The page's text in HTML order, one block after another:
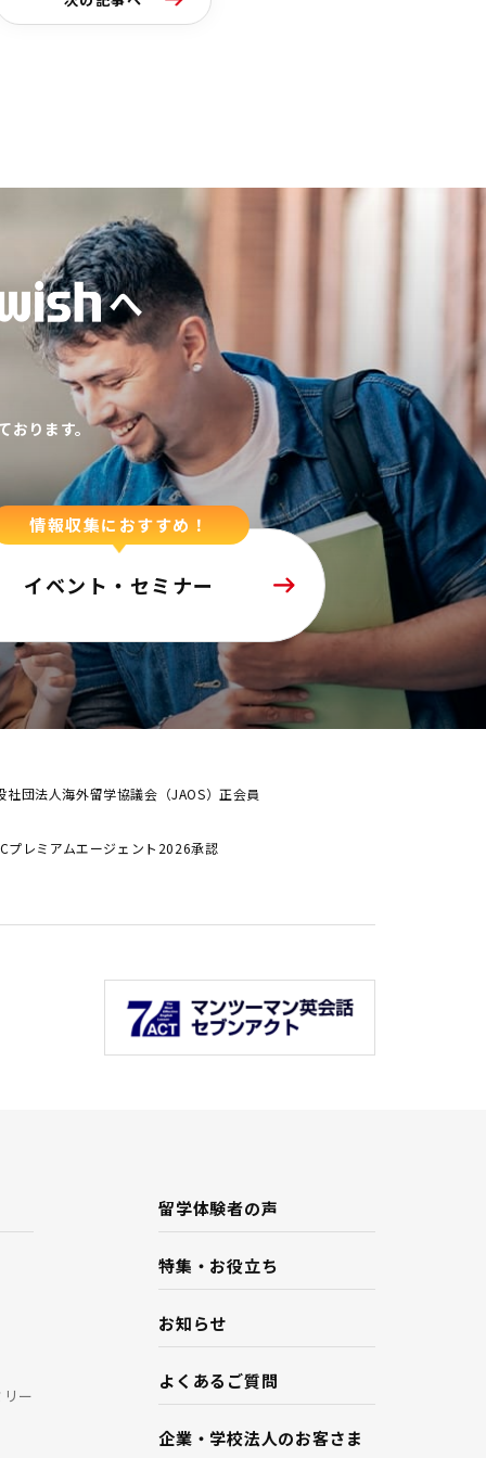
へ
おります。
情報収集におすすめ！
イベント・セミナー
社団法人海外留学協議会（JAOS）正会員
プレミアムエージェント2026承認
ー
留学体験者の声
特集・お役立ち
お知らせ
よくあるご質問
企業・学校法人のお客さま